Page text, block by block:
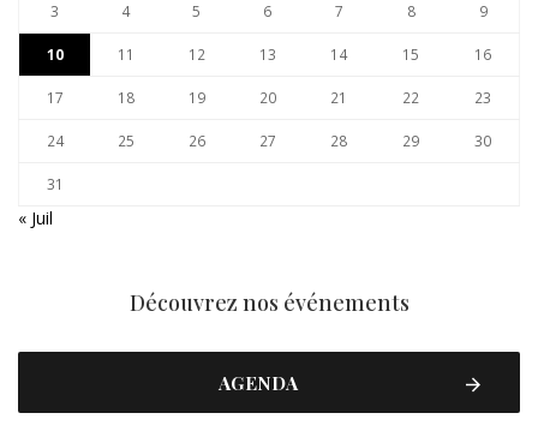
3 4 5 6 7 8 9
10 11 12 13 14 15 16
17 18 19 20 21 22 23
24 25 26 27 28 29 30
31
« Juil
Découvrez nos événements
AGENDA